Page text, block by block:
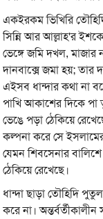
একইরকম ভিখিরি
সিন্নি আর আল্লাহ'র
ভেঙ্গে জমি দখল,
দানবাক্সে জমা হয়; তার
এইসব ধান্দার কথা না
পাখি আকাশের দিকে
ভেঙে পড়া ঠেকিয়ে
কল্পনা করে সে
যেমন শিবসেনার
ঠেকিয়ে রেখেছে।
ধান্দা ছাড়া তৌহিদি
করে না।